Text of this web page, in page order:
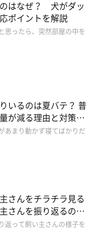
び方
が出ていると体のさ
はなぜ？ 犬がダッ
ポイントを解説
思ったら、突然部屋の中を
いるのは夏バテ？ 普
が減る理由と対策と
あまり動かず寝てばかりだ
さんをチラチラ見る
さんを振り返るのは
返って飼い主さんの様子を